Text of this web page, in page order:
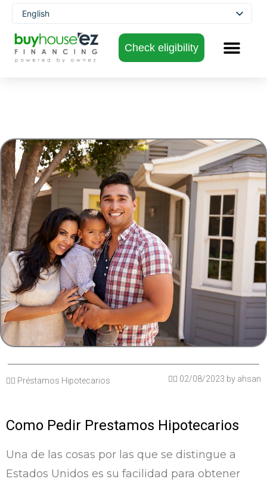
Skip
content
Check eligibility
English
Spanish
👉🏽 Préstamos Hipotecarios ✍🏽 02/08/2023 by ahsan
Como Pedir Prestamos Hipotecarios
Una de las cosas por las que se distingue a
Estados Unidos es su facilidad para obtener